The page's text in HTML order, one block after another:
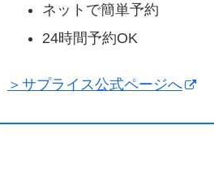
ネットで簡単予約
24時間予約OK
＞サプライス公式ページへ